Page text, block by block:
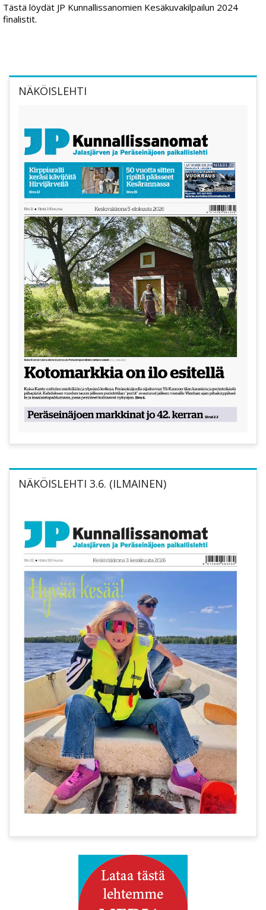
Tästä löydät JP Kunnallissanomien Kesäkuvakilpailun 2024
finalistit.
NÄKÖISLEHTI
NÄKÖISLEHTI 3.6. (ILMAINEN)